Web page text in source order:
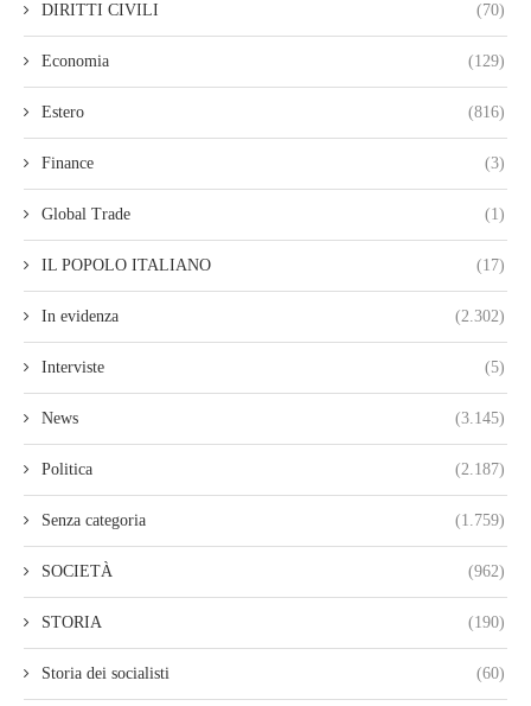
DIRITTI CIVILI (70)
Economia (129)
Estero (816)
Finance (3)
Global Trade (1)
IL POPOLO ITALIANO (17)
In evidenza (2.302)
Interviste (5)
News (3.145)
Politica (2.187)
Senza categoria (1.759)
SOCIETÀ (962)
STORIA (190)
Storia dei socialisti (60)